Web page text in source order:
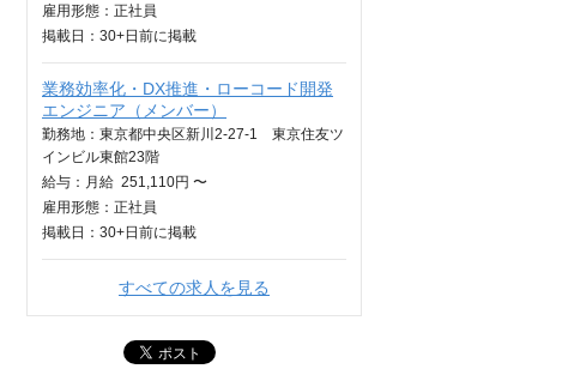
雇用形態：正社員
掲載日： 30+日 前に掲載
業務効率化・DX推進・ローコード開発
エンジニア（メンバー）
勤務地：東京都中央区新川2-27-1 東京住友ツ
インビル東館23階
給与： 月給 251,110円 〜
雇用形態：正社員
掲載日： 30+日 前に掲載
すべての求人を見る